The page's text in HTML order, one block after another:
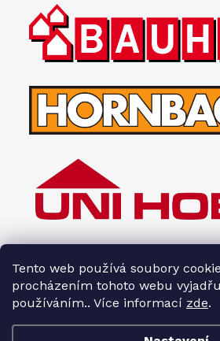
Tento web používá soubory
procházením tohoto webu
používáním.. Více informací zde.